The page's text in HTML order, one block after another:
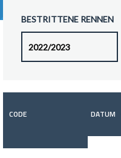
BESTRITTENE RENNEN
CODE DATUM